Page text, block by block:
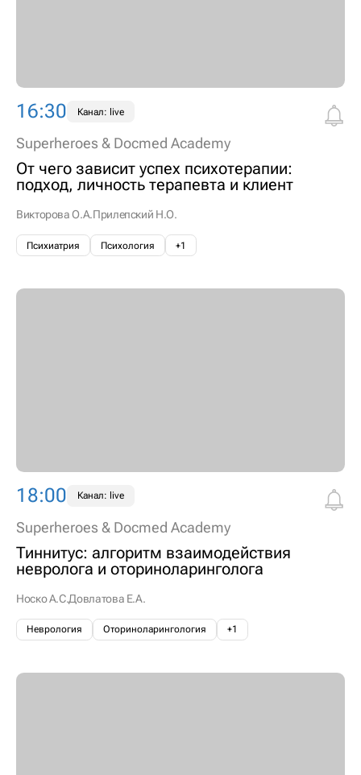
16:30 Канал: live
Superheroes & Docmed Academy
От чего зависит успех психотерапии:
подход, личность терапевта и клиент
Викторова О.А.Прилепский Н.О.
Психиатрия Психология +1
18:00 Канал: live
Superheroes & Docmed Academy
Тиннитус: алгоритм взаимодействия
невролога и оториноларинголога
Носко А.С.Довлатова Е.А.
Неврология Оториноларингология +1